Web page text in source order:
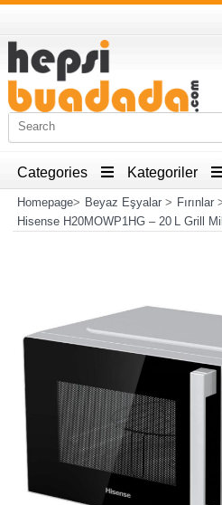
Categories Kategoriler
Homepage> Beyaz Eşyalar> Fırınlar
Hisense H20MOWP1HG – 20 L Grill